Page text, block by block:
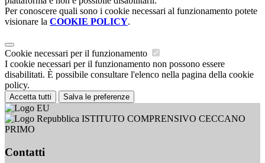
Per conoscere quali sono i cookie necessari al funzionamento potete
visionare la COOKIE POLICY.
Cookie necessari per il funzionamento
I cookie necessari per il funzionamento non possono essere
disabilitati. È possibile consultare l'elenco nella pagina della cookie
policy.
Accetta tutti Salva le preferenze
ISTITUTO COMPRENSIVO CECCANO
PRIMO
Contatti